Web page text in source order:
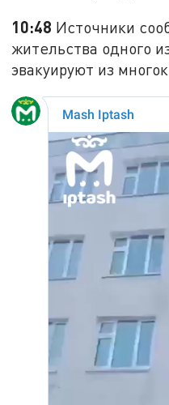
10:48 Источники
жительства одного
эвакуируют из